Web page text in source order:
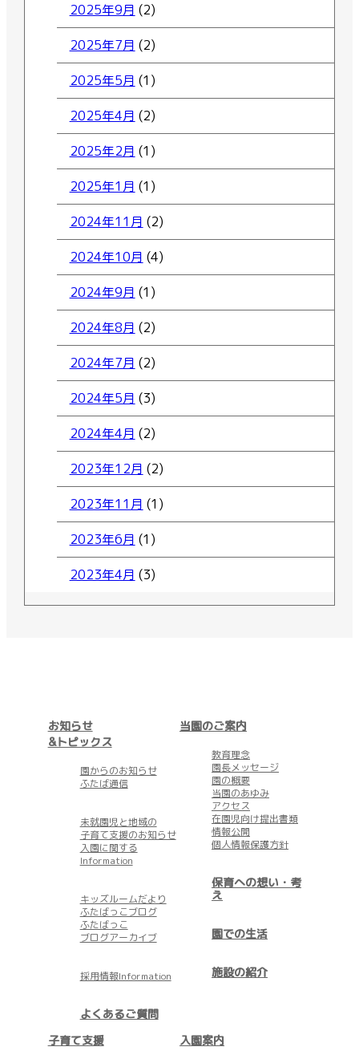
2025年9月 (2)
2025年7月 (2)
2025年5月 (1)
2025年4月 (2)
2025年2月 (1)
2025年1月 (1)
2024年11月 (2)
2024年10月 (4)
2024年9月 (1)
2024年8月 (2)
2024年7月 (2)
2024年5月 (3)
2024年4月 (2)
2023年12月 (2)
2023年11月 (1)
2023年6月 (1)
2023年4月 (3)
お知らせ
&トピックス
園からのお知らせ
ふたば通信
未就園児と地域の
子育て支援のお知らせ
入園に関する
Information
キッズルームだより
ふたばっこブログ
ふたばっこ
ブログアーカイブ
採用情報Information
よくあるご質問
当園のご案内
教育理念
園長メッセージ
園の概要
当園のあゆみ
アクセス
在園児向け提出書類
情報公開
個人情報保護方針
保育への想い・考
え
園での生活
施設の紹介
子育て支援
入園案内